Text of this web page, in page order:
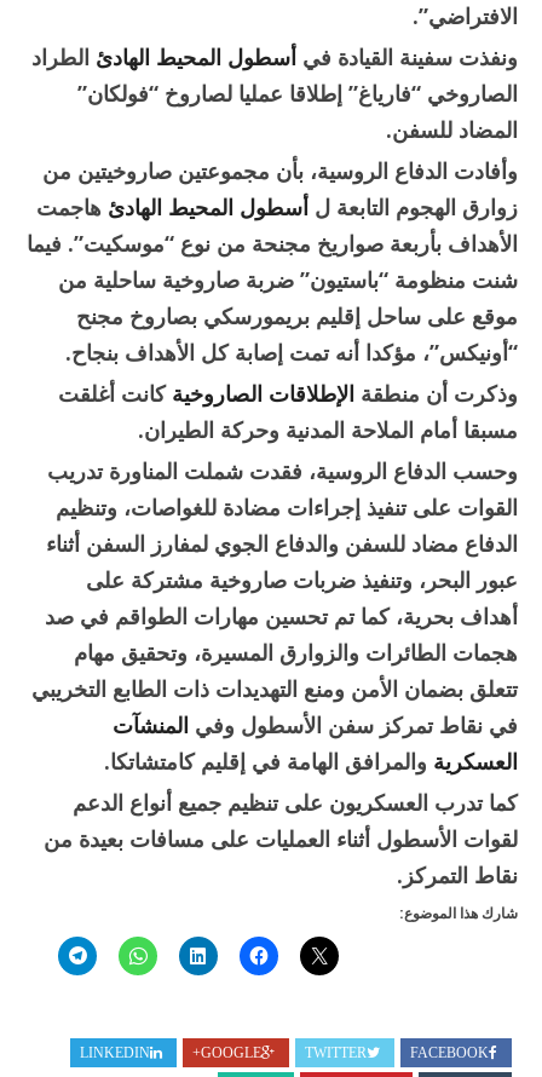
الافتراضي”.
ونفذت سفينة القيادة فيأسطول المحيط الهادئالطراد
الصاروخي “فارياغ” إطلاقا عمليا لصاروخ “فولكان”
المضاد للسفن.
وأفادت الدفاع الروسية، بأن مجموعتين صاروخيتين من
زوارق الهجوم التابعة لأسطول المحيط الهادئهاجمت
الأهداف بأربعة صواريخ مجنحة من نوع “موسكيت”. فيما
شنت منظومة “باستيون” ضربة صاروخية ساحلية من
موقع على ساحل إقليم بريمورسكي بصاروخ مجنح
“أونيكس”، مؤكدا أنه تمت إصابة كل الأهداف بنجاح.
وذكرت أن منطقةالإطلاقات الصاروخيةكانت أغلقت
مسبقا أمام الملاحة المدنية وحركة الطيران.
وحسب الدفاع الروسية، فقدت شملت المناورة تدريب
القوات على تنفيذ إجراءات مضادة للغواصات، وتنظيم
الدفاع مضاد للسفن والدفاع الجوي لمفارز السفن أثناء
عبور البحر، وتنفيذ ضربات صاروخية مشتركة على
أهداف بحرية، كما تم تحسين مهارات الطواقم في صد
هجمات الطائرات والزوارق المسيرة، وتحقيق مهام
تتعلق بضمان الأمن ومنع التهديدات ذات الطابع التخريبي
في نقاط تمركز سفن الأسطول وفيالمنشآت
العسكريةوالمرافق الهامة في إقليم كامتشاتكا.
كما تدرب العسكريون على تنظيم جميع أنواع الدعم
لقوات الأسطول أثناء العمليات على مسافات بعيدة من
نقاط التمركز.
شارك هذا الموضوع:
FACEBOOK
TWITTER
GOOGLE+
LINKEDIN